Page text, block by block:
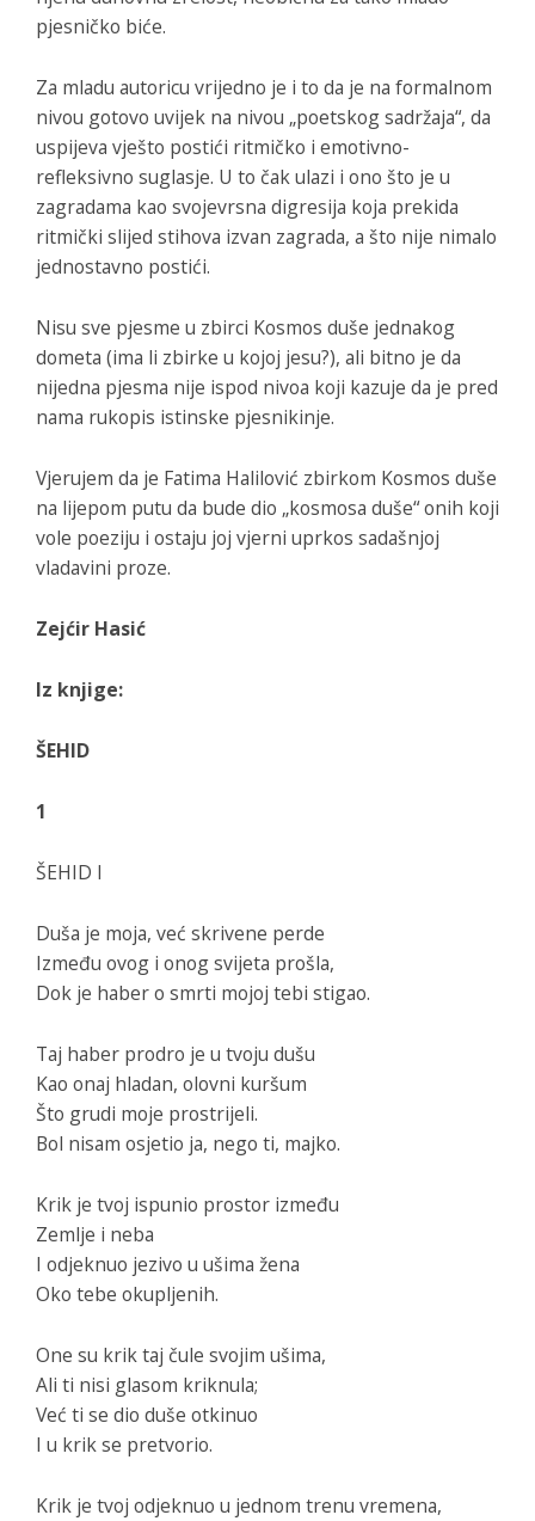
pjesničko biće.
Za mladu autoricu vrijedno je i to da je na formalnom
nivou gotovo uvijek na nivou „poetskog sadržaja“, da
uspijeva vješto postići ritmičko i emotivno-
refleksivno suglasje. U to čak ulazi i ono što je u
zagradama kao svojevrsna digresija koja prekida
ritmički slijed stihova izvan zagrada, a što nije nimalo
jednostavno postići.
Nisu sve pjesme u zbirci Kosmos duše jednakog
dometa (ima li zbirke u kojoj jesu?), ali bitno je da
nijedna pjesma nije ispod nivoa koji kazuje da je pred
nama rukopis istinske pjesnikinje.
Vjerujem da je Fatima Halilović zbirkom Kosmos duše
na lijepom putu da bude dio „kosmosa duše“ onih koji
vole poeziju i ostaju joj vjerni uprkos sadašnjoj
vladavini proze.
Zejćir Hasić
Iz knjige:
ŠEHID
1
ŠEHID I
Duša je moja, već skrivene perde
Između ovog i onog svijeta prošla,
Dok je haber o smrti mojoj tebi stigao.
Taj haber prodro je u tvoju dušu
Kao onaj hladan, olovni kuršum
Što grudi moje prostrijeli.
Bol nisam osjetio ja, nego ti, majko.
Krik je tvoj ispunio prostor između
Zemlje i neba
I odjeknuo jezivo u ušima žena
Oko tebe okupljenih.
One su krik taj čule svojim ušima,
Ali ti nisi glasom kriknula;
Već ti se dio duše otkinuo
I u krik se pretvorio.
Krik je tvoj odjeknuo u jednom trenu vremena,